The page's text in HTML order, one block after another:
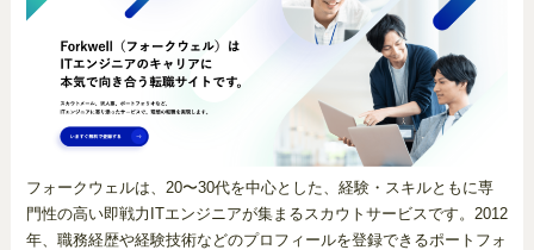
フォークウェルは、20〜30代を中心とした、経験・スキルともに専
門性の高い即戦力ITエンジニアが集まるスカウトサービスです。2012
年、職務経歴や経験技術などのプロフィールを登録できるポートフォ